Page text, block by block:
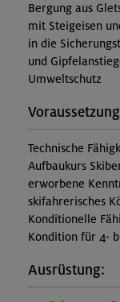
Bergung aus
mit Steigeisen
in die
und
Umweltschutz
Technische
Aufbaukurs
erworbene
skifahrerisches
Konditionelle
Kondition für 4-
Ausrüstung: